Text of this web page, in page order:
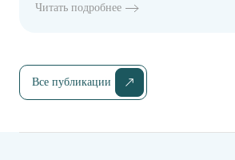
Читать подробнее
Все публикации